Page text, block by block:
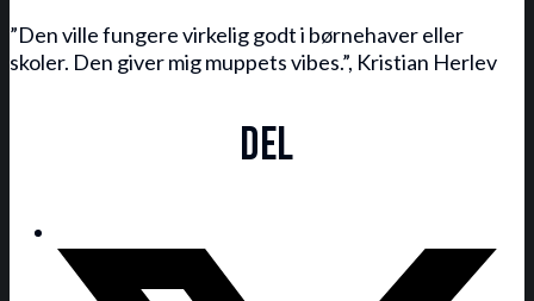
”Den ville fungere virkelig godt i børnehaver eller
skoler. Den giver mig muppets vibes.”, Kristian Herlev
Del